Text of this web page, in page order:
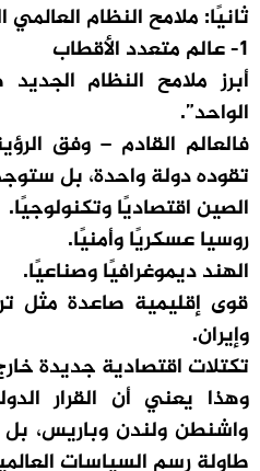
ثانيًا: ملامح النظام العالمي
1- عالم متعدد الأقطاب
أبرز ملامح النظام
الواحد”.
فالعالم القادم – وفق
تقوده دولة واحدة، بل
الصين اقتصاديًا وتكنولوجيًا.
روسيا عسكريًا وأمنيًا.
الهند ديموغرافيًا وصناعيًا.
قوى إقليمية صاعدة مثل
وإيران.
تكتلات اقتصادية جديدة
وهذا يعني أن القرار
واشنطن ولندن وباريس،
طاولة رسم السياسات